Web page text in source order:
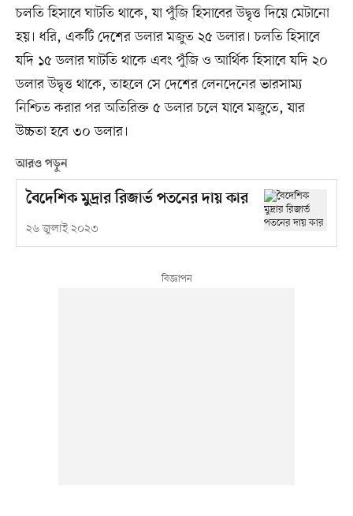
চলতি হিসাবে ঘাটতি থাকে, যা পুঁজি হিসাবের উদ্বৃত্ত দিয়ে মেটানো
হয়। ধরি, একটি দেশের ডলার মজুত ২৫ ডলার। চলতি হিসাবে
যদি ১৫ ডলার ঘাটতি থাকে এবং পুঁজি ও আর্থিক হিসাবে যদি ২০
ডলার উদ্বৃত্ত থাকে, তাহলে সে দেশের লেনদেনের ভারসাম্য
নিশ্চিত করার পর অতিরিক্ত ৫ ডলার চলে যাবে মজুতে, যার
উচ্চতা হবে ৩০ ডলার।
আরও পড়ুন
বৈদেশিক মুদ্রার রিজার্ভ পতনের দায় কার
২৬ জুলাই ২০২৩